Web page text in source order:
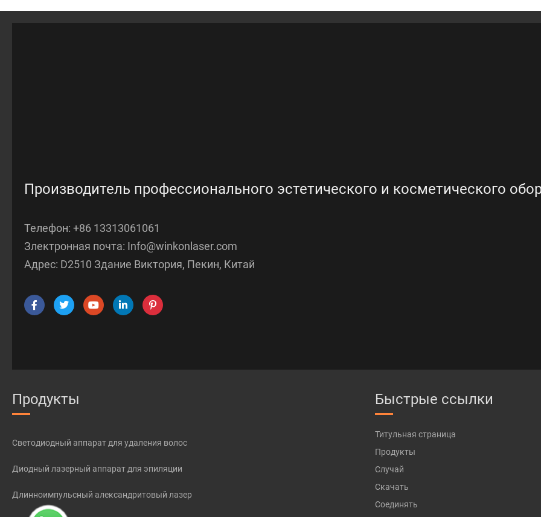
Производитель профессионального эстетического и косметического
Телефон: +86 13313061061
Злектронная почта: Info@winkonlaser.com
Адрес: D2510 Здание Виктория, Пекин, Китай
Продукты
Светодиодный аппарат для удаления волос
Диодный лазерный аппарат для эпиляции
Длинноимпульсный александритовый лазер
Быстрые ссылки
Титульная страница
Продукты
Случай
Скачать
Соединять